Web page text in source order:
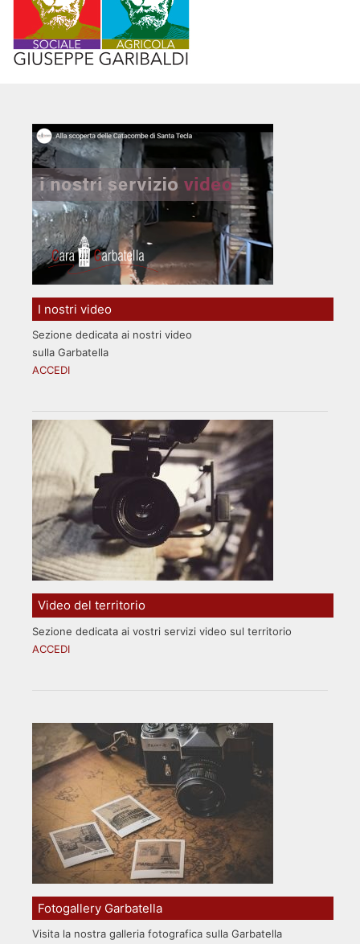
I nostri video
Sezione dedicata ai nostri video
sulla Garbatella
ACCEDI
Video del territorio
Sezione dedicata ai vostri servizi video sul territorio
ACCEDI
Fotogallery Garbatella
Visita la nostra galleria fotografica sulla Garbatella